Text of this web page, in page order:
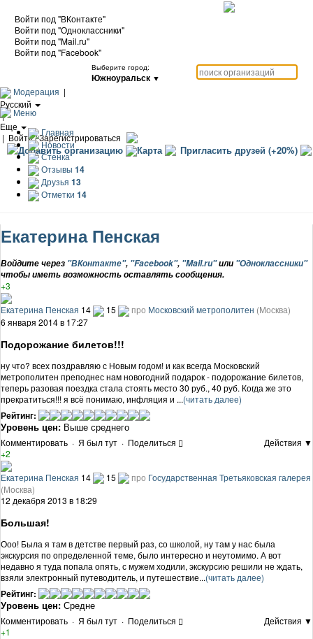
Войти под "ВКонтакте"
Войти под "Одноклассники"
Войти под "Mail.ru"
Войти под "Facebook"
Выберите город:
Южноуральск ▼
Модерация |
Русский
|
Еще
| Войти / Зарегистрироваться
Добавить организацию Карта Пригласить друзей (+20%)
Меню
Главная
Новости
Стенка
Отзывы 14
Друзья 13
Отметки 14
Екатерина Пенская
Войдите через "ВКонтакте", "Facebook", "Mail.ru"или "Одноклассники"
чтобы иметь возможность оставлять сообщения.
+3
Екатерина Пенская 14 15 про Московский метрополитен (Москва)
6 января 2014 в 17:27
Подорожание билетов!!!
ну что? всех поздравляю с Новым годом! и как всегда Московский
метрополитен преподнес нам новогодний подарок - подорожание билетов,
теперь разовая поездка стала стоять место 30 руб., 40 руб. Когда же это
прекратиться!!! я всё понимаю, инфляция и ...(читать далее)
Рейтинг:
Уровень цен: Выше среднего
Комментировать · Я был тут · Поделиться
Действия ▼
+2
Екатерина Пенская 14 15 про Государственная Третьяковская галерея
(Москва)
12 декабря 2013 в 18:29
Большая!
Ооо! Была я там в детстве первый раз, со школой, ну там у нас была
экскурсия по определенной теме, было интересно и неутомимо. А вот
недавно я туда попала опять, с мужем ходили, экскурсию решили не ждать,
взяли электронный путеводитель, и путешествие...(читать далее)
Рейтинг:
Уровень цен: Средне
Комментировать · Я был тут · Поделиться
Действия ▼
+1